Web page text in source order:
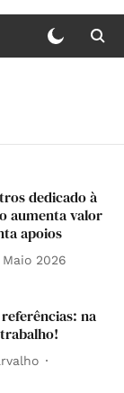
dedicado à
aumenta valor
apoios
Maio 2026
na